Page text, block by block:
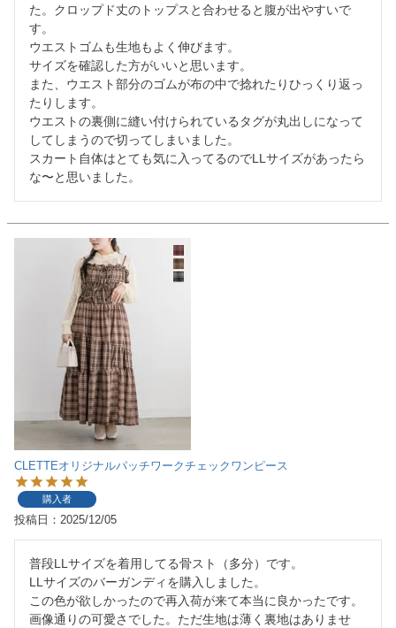
た。クロップド丈のトップスと合わせると腹が出やすいで
す。
ウエストゴムも生地もよく伸びます。
サイズを確認した方がいいと思います。
また、ウエスト部分のゴムが布の中で捻れたりひっくり返っ
たりします。
ウエストの裏側に縫い付けられているタグが丸出しになって
してしまうので切ってしまいました。
スカート自体はとても気に入ってるのでLLサイズがあったら
CLETTEオリジナルパッチワークチェックワンピース
購入者
投稿日 2025/12/05
普段LLサイズを着用してる骨スト（多分）です。
LLサイズのバーガンディを購入しました。
この色が欲しかったので再入荷が来て本当に良かったです。
画像通りの可愛さでした。ただ生地は薄く裏地はありませ